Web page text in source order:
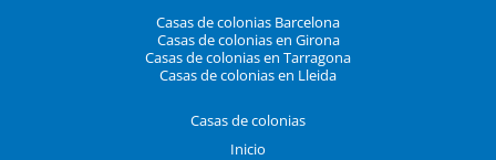
Casas de colonias Barcelona
Casas de colonias en Girona
Casas de colonias en Tarragona
Casas de colonias en Lleida
Casas de colonias
Inicio